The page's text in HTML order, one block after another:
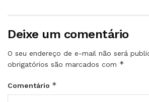
Deixe um comentário
O seu endereço de e-mail não será
obrigatórios são marcados com *
Comentário *